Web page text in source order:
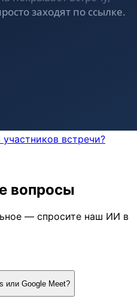
встречи?
вопросы
— спросите наш ИИ в
или Google Meet?